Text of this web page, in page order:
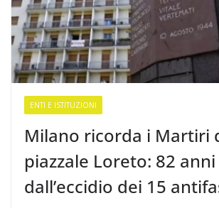
ENTI E ISTITUZIONI
Milano ricorda i Martiri
piazzale Loreto: 82 anni
dall’eccidio dei 15